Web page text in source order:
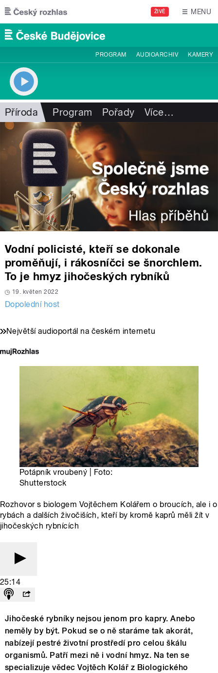
Přejít k hlavnímu obsahu
ŽIVĚ MENU
PROGRAM AUDIOARCHIV KAMERY
Příroda Program Pořady Více…
Vodní policisté, kteří se dokonale
proměňují, i rákosníčci se šnorchlem.
To je hmyz jihočeských rybníků
19. květen 2022
Dopolední host
Největší audioportál na českém internetu
Potápník vroubený | Foto:
Shutterstock
Rozhovor s biologem Vojtěchem Kolářem o broucích, ale i o
rybách a dalších živočiších, kteří by kromě kaprů měli žít v
jihočeských rybnících
25:14
Jihočeské rybníky nejsou jenom pro kapry. Anebo
neměly by být. Pokud se o ně staráme tak akorát,
nabízejí pestré životní prostředí pro celou škálu
organismů. Patří mezi ně i vodní hmyz. Na ten se
specializuje vědec Vojtěch Kolář z Biologického